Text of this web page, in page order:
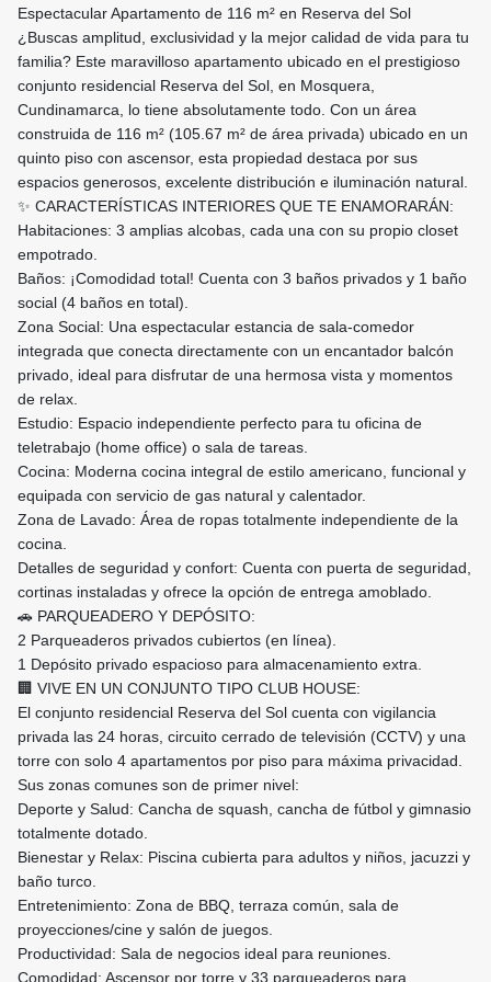
​Espectacular Apartamento de 116 m² en Reserva del Sol
​¿Buscas amplitud, exclusividad y la mejor calidad de vida para tu
familia? Este maravilloso apartamento ubicado en el prestigioso
conjunto residencial Reserva del Sol, en Mosquera,
Cundinamarca, lo tiene absolutamente todo. Con un área
construida de 116 m² (105.67 m² de área privada) ubicado en un
quinto piso con ascensor, esta propiedad destaca por sus
espacios generosos, excelente distribución e iluminación natural.
​✨ CARACTERÍSTICAS INTERIORES QUE TE ENAMORARÁN:
​Habitaciones: 3 amplias alcobas, cada una con su propio closet
empotrado.
​Baños: ¡Comodidad total! Cuenta con 3 baños privados y 1 baño
social (4 baños en total).
​Zona Social: Una espectacular estancia de sala-comedor
integrada que conecta directamente con un encantador balcón
privado, ideal para disfrutar de una hermosa vista y momentos
de relax.
​Estudio: Espacio independiente perfecto para tu oficina de
teletrabajo (home office) o sala de tareas.
​Cocina: Moderna cocina integral de estilo americano, funcional y
equipada con servicio de gas natural y calentador.
​Zona de Lavado: Área de ropas totalmente independiente de la
cocina.
​Detalles de seguridad y confort: Cuenta con puerta de seguridad,
cortinas instaladas y ofrece la opción de entrega amoblado.
​🚗 PARQUEADERO Y DEPÓSITO:
​2 Parqueaderos privados cubiertos (en línea).
​1 Depósito privado espacioso para almacenamiento extra.
​🏢 VIVE EN UN CONJUNTO TIPO CLUB HOUSE:
​El conjunto residencial Reserva del Sol cuenta con vigilancia
privada las 24 horas, circuito cerrado de televisión (CCTV) y una
torre con solo 4 apartamentos por piso para máxima privacidad.
Sus zonas comunes son de primer nivel:
​Deporte y Salud: Cancha de squash, cancha de fútbol y gimnasio
totalmente dotado.
​Bienestar y Relax: Piscina cubierta para adultos y niños, jacuzzi y
baño turco.
​Entretenimiento: Zona de BBQ, terraza común, sala de
proyecciones/cine y salón de juegos.
​Productividad: Sala de negocios ideal para reuniones.
​Comodidad: Ascensor por torre y 33 parqueaderos para